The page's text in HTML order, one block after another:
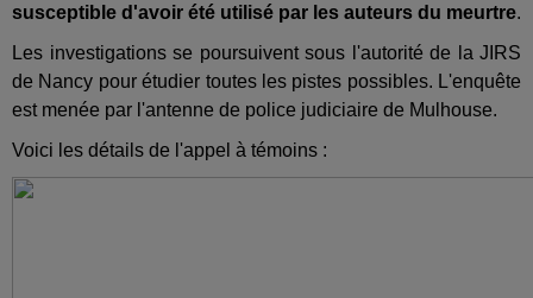
susceptible d'avoir été utilisé par les auteurs du meurtre.
Les investigations se poursuivent sous l'autorité de la JIRS
de Nancy pour étudier toutes les pistes possibles. L'enquête
est menée par l'antenne de police judiciaire de Mulhouse.
Voici les détails de l'appel à témoins :